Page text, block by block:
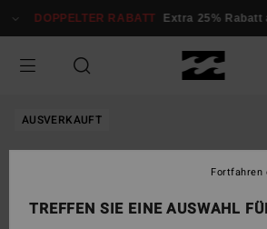
zur
springen
DOPPELTER RABATT Extra 25% Rabatt
AUSVERKAUFT
TREFFEN SIE EINE AUSWAHL
Fortfahren